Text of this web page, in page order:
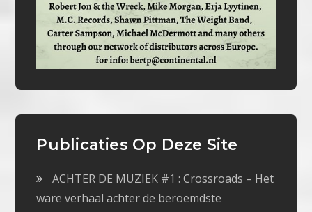
Publicaties Op Deze Site
ACHTER DE MUZIEK #1 : Crossroads – Het
ware verhaal achter de beroemdste